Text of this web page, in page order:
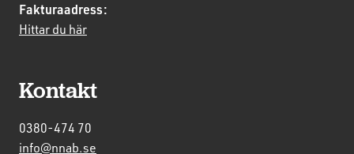
Fakturaadress:
Hittar du här
Kontakt
0380-474 70
info@nnab.se